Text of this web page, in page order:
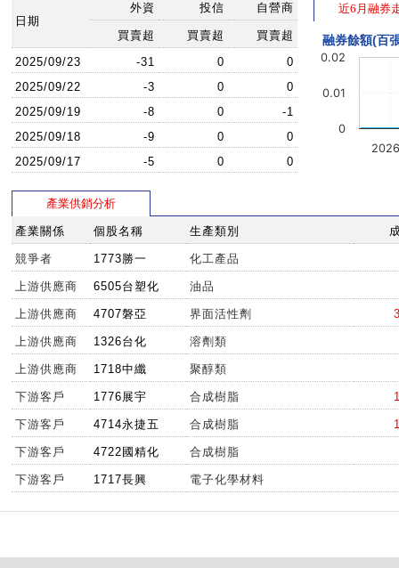
日期
外資 投信 自營商
買賣超 買賣超
買賣超
2025/09/23
-31 0
0
2025/09/22
-3 0
0
2025/09/19
-8 0
-1
2025/09/18
-9 0
0
2025/09/17
-5 0 0
近6月融券
融券餘額(百
0
0.01
0.02
產業供銷分析
產業關係 個股名稱 生產類別
競爭者 1773勝一 化工產品
上游供應商 6505台塑化 油品
上游供應商 4707磐亞 界面活性劑
上游供應商 1326台化 溶劑類
上游供應商 1718中纖 聚醇類
下游客戶 1776展宇 合成樹脂
下游客戶 4714永捷五 合成樹脂
下游客戶 4722國精化 合成樹脂
下游客戶 1717長興 電子化學材料